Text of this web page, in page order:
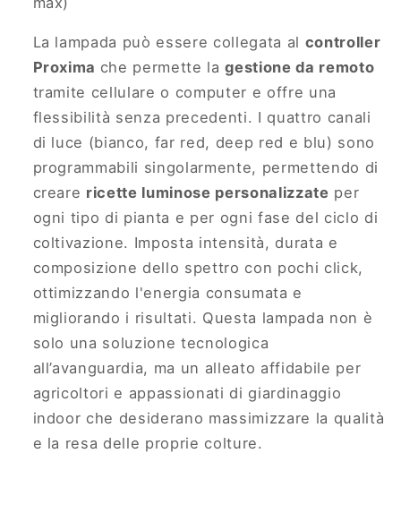
La lampada può essere collegata al controller
Proxima che permette lagestione da remoto
tramite cellulare o computer e offre una
flessibilità senza precedenti. I quattro canali
di luce (bianco, far red, deep red e blu) sono
programmabili singolarmente, permettendo di
creare ricette luminose personalizzate per
ogni tipo di pianta e per ogni fase del ciclo di
coltivazione. Imposta intensità, durata e
composizione dello spettro con pochi click,
ottimizzando l'energia consumata e
migliorando i risultati. Questa lampada non è
solo una soluzione tecnologica
all’avanguardia, ma un alleato affidabile per
agricoltori e appassionati di giardinaggio
indoor che desiderano massimizzare la qualità
e la resa delle proprie colture.